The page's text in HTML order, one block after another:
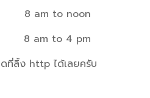
8 am to noon
8 am to 4 pm
ที่ลิ้ง http ได้เลยครับ